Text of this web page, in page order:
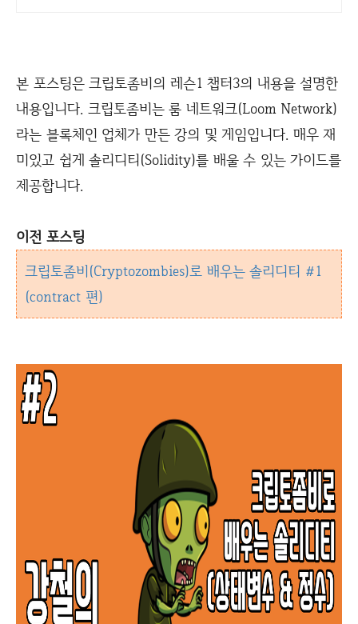
본 포스팅은 크립토좀비의 레슨1 챕터3의 내용을 설명한
내용입니다. 크립토좀비는 룸 네트워크(Loom Network)
라는 블록체인 업체가 만든 강의 및 게임입니다. 매우 재
미있고 쉽게 솔리디티(Solidity)를 배울 수 있는 가이드를
제공합니다.
이전 포스팅
크립토좀비(Cryptozombies)로 배우는 솔리디티 #1
(contract 편)